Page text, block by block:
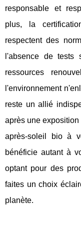
responsable et
plus, la
respectent des
l'absence de tests
ressources
l'environnement
reste un allié
après une
après-soleil bio à
bénéficie autant à
optant pour des
faites un choix
planète.